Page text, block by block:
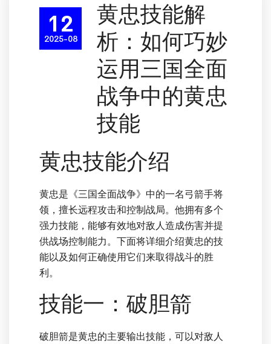
12
2025-08
黄忠技能解
析：如何巧妙
运用三国全面
战争中的黄忠
技能
黄忠技能介绍
黄忠是《三国全面战争》中的一名弓箭手将
领，擅长远程攻击和控制战局。他拥有多个
强力技能，能够有效地对敌人造成伤害并提
供战场控制能力。下面将详细介绍黄忠的技
能以及如何正确使用它们来取得战斗的胜
利。
技能一：破胆箭
破胆箭是黄忠的主要输出技能，可以对敌人